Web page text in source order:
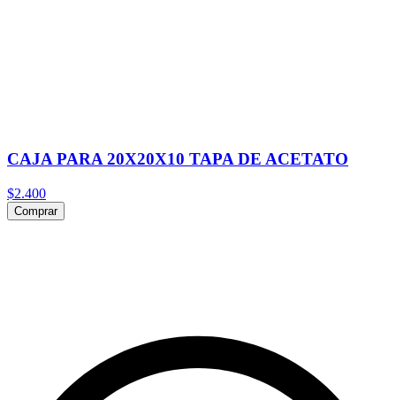
CAJA PARA 20X20X10 TAPA DE ACETATO
$2.400
Comprar